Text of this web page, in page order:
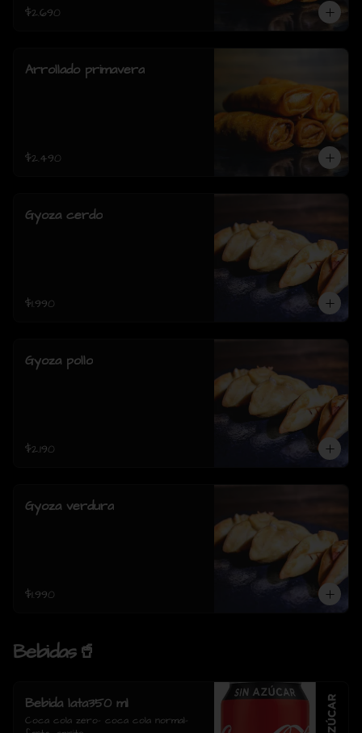
$2.690
Arrollado primavera
$2.490
Gyoza cerdo
$1.990
Gyoza pollo
$2.190
Gyoza verdura
$1.990
Bebidas🥤
Bebida lata350 ml
Coca cola zero- coca cola normal-